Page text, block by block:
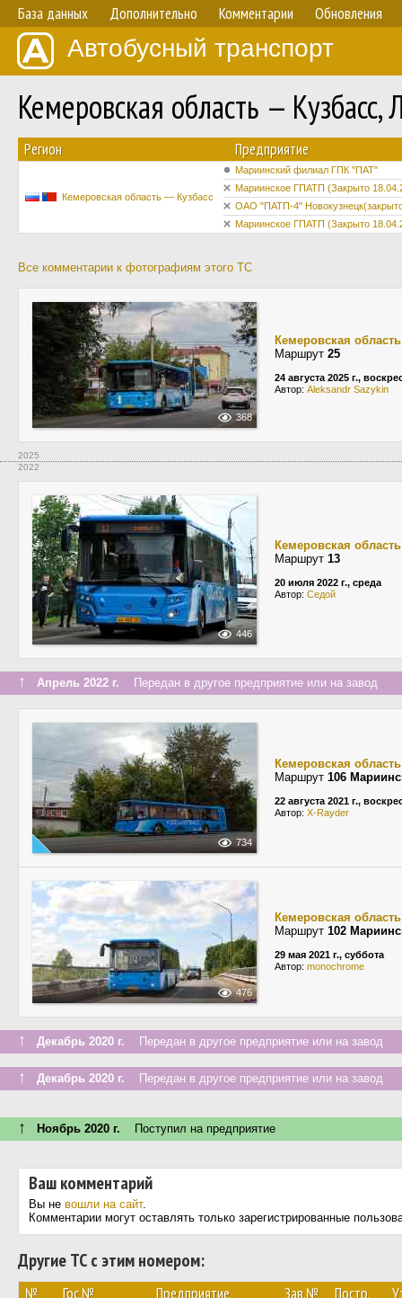
База данных Дополнительно Комментарии Обновления
Автобусный транспорт
Кемеровская область —
Регион Предприятие
Кемеровская область — Кузбасс
Мариинский филиал ГПК "ПАТ"
Мариинское ГПАТП (Закрыто
ОАО "ПАТП-4"
Мариинское ГПАТП (Закрыто
Все комментарии к фотографиям этого ТС
368
Кемеровская
Маршрут 25
24 августа 2025 г.,
Автор: Aleksandr Sazykin
2025
2022
446
Кемеровская
Маршрут 13
20 июля 2022 г., среда
Автор: Cедой
↑ Апрель 2022 г. Передан в другое предприятие или на завод
734
Кемеровская
Маршрут 106
22 августа 2021 г.,
Автор: X-Rayder
476
Кемеровская
Маршрут 102
29 мая 2021 г., суббота
Автор: monochrome
↑ Декабрь 2020 г. Передан в другое предприятие или на завод
↑ Декабрь 2020 г. Передан в другое предприятие или на завод
↑ Ноябрь 2020 г. Поступил на предприятие
Ваш комментарий
Вы не вошли на сайт.
Комментарии могут оставлять только зарегистрированные
Другие ТС с этим номером:
№ Гос.№ Предприятие Зав.№ Постр.